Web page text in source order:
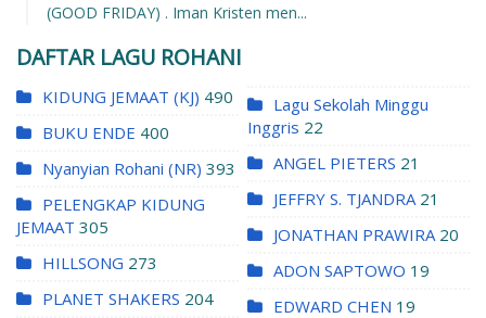
(GOOD FRIDAY) . Iman Kristen men...
DAFTAR LAGU ROHANI
KIDUNG JEMAAT (KJ) 490
BUKU ENDE 400
Nyanyian Rohani (NR) 393
PELENGKAP KIDUNG
JEMAAT 305
HILLSONG 273
PLANET SHAKERS 204
Lagu Sekolah Minggu
Inggris 22
ANGEL PIETERS 21
JEFFRY S. TJANDRA 21
JONATHAN PRAWIRA 20
ADON SAPTOWO 19
EDWARD CHEN 19